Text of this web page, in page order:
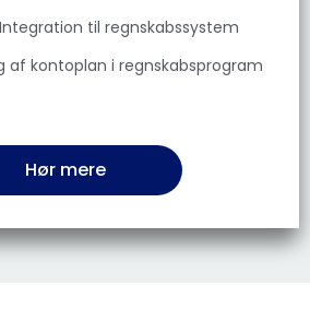
til regnskabssystem
af kontoplan i regnskabsprogram
Hør mere